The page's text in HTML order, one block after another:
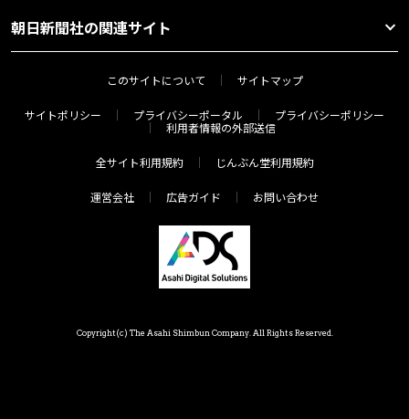
朝日新聞社の関連サイト
このサイトについて サイトマップ
サイトポリシー プライバシーポータル
プライバシーポリシー
利用者情報の外部送信
全サイト利用規約 じんぶん堂利用規約
運営会社 広告ガイド お問い合わせ
Copyright(c) The Asahi Shimbun Company. All Rights Reserved.